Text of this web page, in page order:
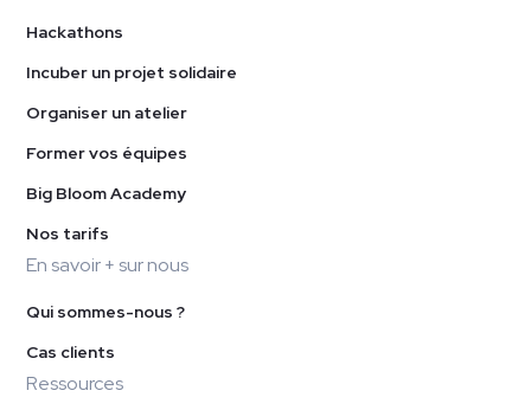
Hackathons
Incuber un projet solidaire
Organiser un atelier
Former vos équipes
Big Bloom Academy
Nos tarifs
En savoir + sur nous
Qui sommes-nous ?
Cas clients
Ressources